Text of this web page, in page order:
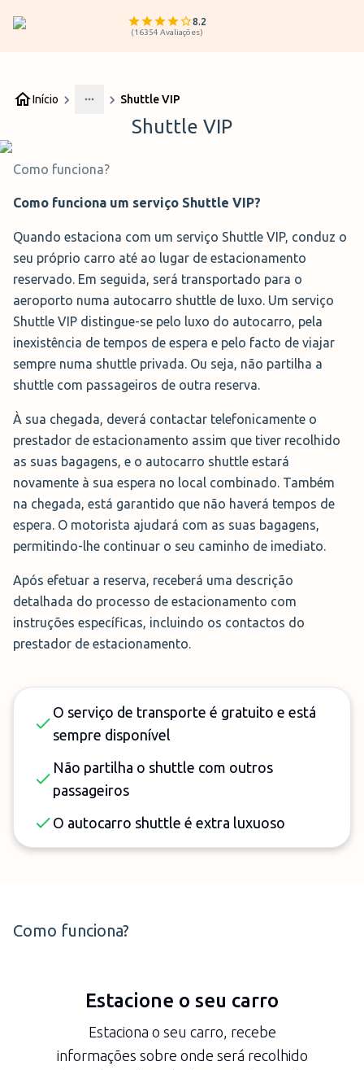
8.2
(16354 Avaliações)
Início
More
Shuttle VIP
Shuttle VIP
Como funciona?
Como funciona um serviço Shuttle VIP?
Quando estaciona com um serviço Shuttle VIP, conduz o
seu próprio carro até ao lugar de estacionamento
reservado. Em seguida, será transportado para o
aeroporto numa autocarro shuttle de luxo. Um serviço
Shuttle VIP distingue-se pelo luxo do autocarro, pela
inexistência de tempos de espera e pelo facto de viajar
sempre numa shuttle privada. Ou seja, não partilha a
shuttle com passageiros de outra reserva.
À sua chegada, deverá contactar telefonicamente o
prestador de estacionamento assim que tiver recolhido
as suas bagagens, e o autocarro shuttle estará
novamente à sua espera no local combinado. Também
na chegada, está garantido que não haverá tempos de
espera. O motorista ajudará com as suas bagagens,
permitindo-lhe continuar o seu caminho de imediato.
Após efetuar a reserva, receberá uma descrição
detalhada do processo de estacionamento com
instruções específicas, incluindo os contactos do
prestador de estacionamento.
O serviço de transporte é gratuito e está
sempre disponível
Não partilha o shuttle com outros
passageiros
O autocarro shuttle é extra luxuoso
Como funciona?
Estacione o seu carro
Estaciona o seu carro, recebe
informações sobre onde será recolhido